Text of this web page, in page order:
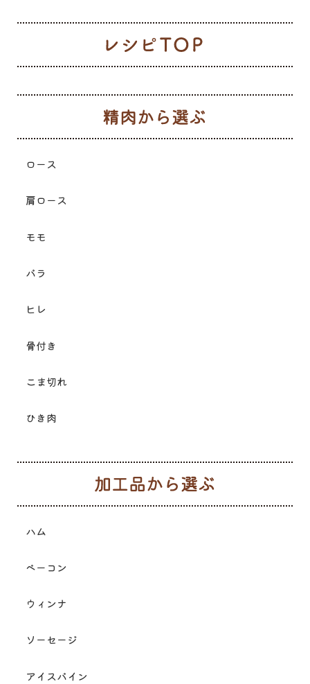
ロース
肩ロース
モモ
バラ
ヒレ
骨付き
こま切れ
ひき肉
ハム
ベーコン
ウィンナ
ソーセージ
アイスバイン